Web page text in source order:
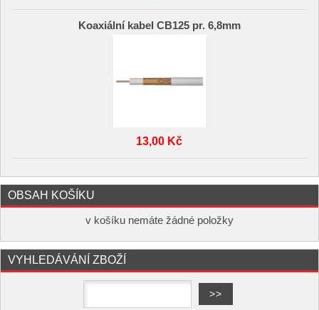
Koaxiální kabel CB125 pr. 6,8mm
13,00 Kč
OBSAH KOŠÍKU
v košíku nemáte žádné položky
VYHLEDÁVÁNÍ ZBOŽÍ